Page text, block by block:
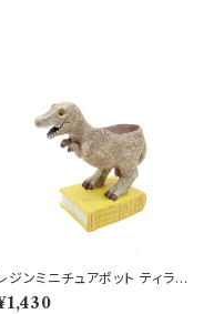
ジンミニチュアポット ティラノ
ウルスブック 恐竜 ミニ鉢